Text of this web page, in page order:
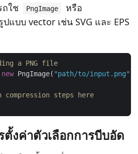
ถใช
PngImage หรือ
แบบ vector เช่น SVG และ EPS
a PNG file
new PngImage( "path/to/input.png"
steps here
งค่าตัวเลือกการบีบอัด